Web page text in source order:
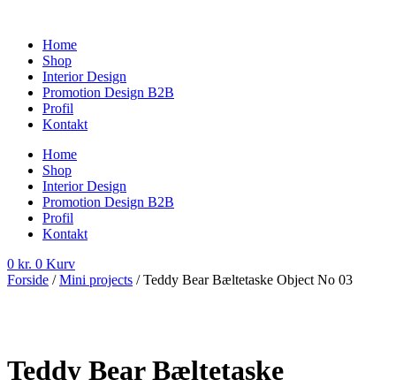
indholdHome
Shop
Interior Design
Promotion Design B2B
Profil
Kontakt
Home
Shop
Interior Design
Promotion Design B2B
Profil
Kontakt
0 kr. 0 Kurv
Forside /Mini projects / Teddy Bear Bæltetaske Object No 03
Teddy Bear Bæltetaske